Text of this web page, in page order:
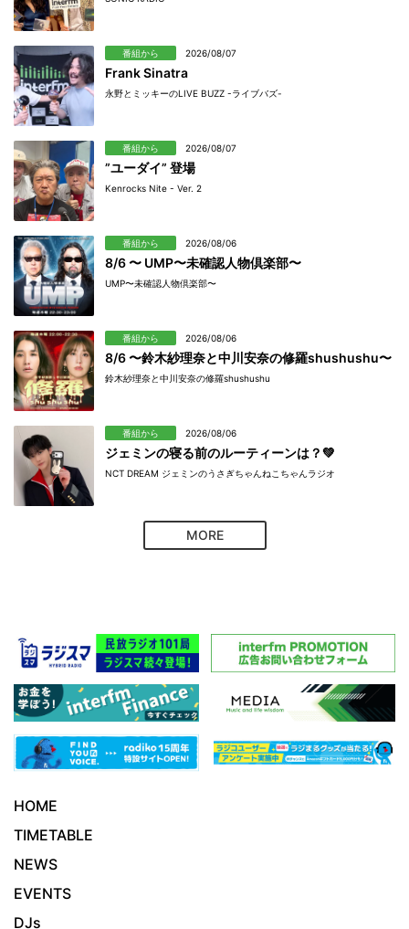
番組から 2026/08/07
Frank Sinatra
永野とミッキーのLIVE BUZZ -ライブバズ-
番組から 2026/08/07
”ユーダイ” 登場
Kenrocks Nite - Ver. 2
番組から 2026/08/06
8/6 〜 UMP〜未確認人物倶楽部〜
UMP〜未確認人物倶楽部〜
番組から 2026/08/06
8/6 〜鈴木紗理奈と中川安奈の修羅shushushu〜
鈴木紗理奈と中川安奈の修羅shushushu
番組から 2026/08/06
ジェミンの寝る前のルーティーンは？💚
NCT DREAM ジェミンのうさぎちゃんねこちゃんラジオ
MORE
HOME
TIMETABLE
NEWS
EVENTS
DJs